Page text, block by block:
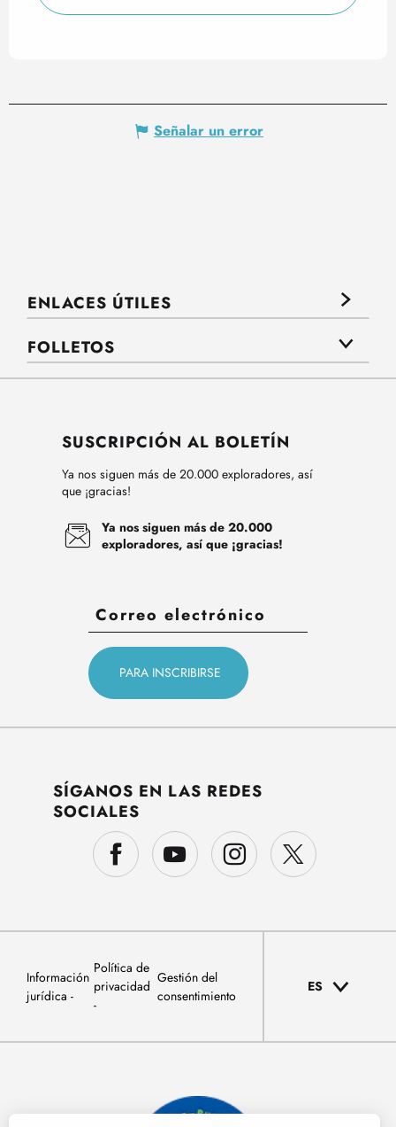
Señalar un error
ENLACES ÚTILES
FOLLETOS
SUSCRIPCIÓN AL BOLETÍN
Ya nos siguen más de 20.000 exploradores, así
que ¡gracias!
Ya nos siguen más de 20.000
exploradores, así que ¡gracias!
SÍGANOS EN LAS REDES
SOCIALES
Información
jurídica
Política de
privacidad
Gestión del
consentimiento
ES